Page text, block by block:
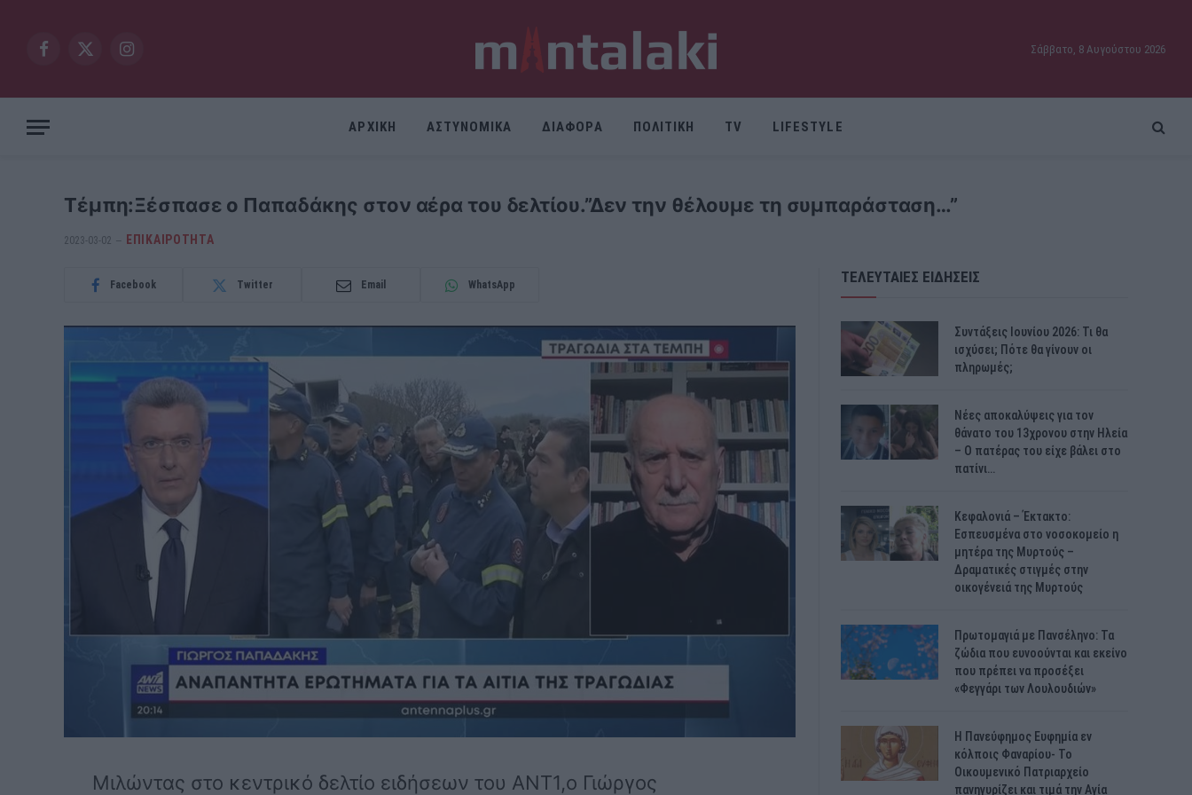
Facebook
X
Instagram
Σάββατο, 8 Αυγούστου 2026
ΑΡΧΙΚΗ ΑΣΤΥΝΟΜΙΚΑ ΔΙΑΦΟΡΑ ΠΟΛΙΤΙΚΗ TV LIFESTYLE
Τέμπη:Ξέσπασε ο Παπαδάκης στον αέρα του δελτίου.”Δεν την θέλουμε τη συμπαράσταση…”
2023-03-02 ΕΠΙΚΑΙΡΟΤΗΤΑ
Facebook Twitter Email WhatsApp
Μιλώντας στο κεντρικό δελτίο ειδήσεων του ΑΝΤ1,ο Γιώργος
ΤΕΛΕΥΤΑΙΕΣ ΕΙΔΗΣΕΙΣ
Συντάξεις Ιουνίου 2026: Τι θα
ισχύσει; Πότε θα γίνουν οι
πληρωμές;
Νέες αποκαλύψεις για τον
θάνατο του 13χρονου στην Ηλεία
– Ο πατέρας του είχε βάλει στο
πατίνι…
Κεφαλονιά – Έκτακτο:
Εσπευσμένα στο νοσοκομείο η
μητέρα της Μυρτούς –
Δραματικές στιγμές στην
οικογένειά της Μυρτούς
Πρωτομαγιά με Πανσέληνο: Τα
ζώδια που ευνοούνται και εκείνο
που πρέπει να προσέξει
«Φεγγάρι των Λουλουδιών»
H Πανεύφημος Ευφημία εν
κόλποις Φαναρίου- Το
Οικουμενικό Πατριαρχείο
πανηγυρίζει και τιμά την Αγία